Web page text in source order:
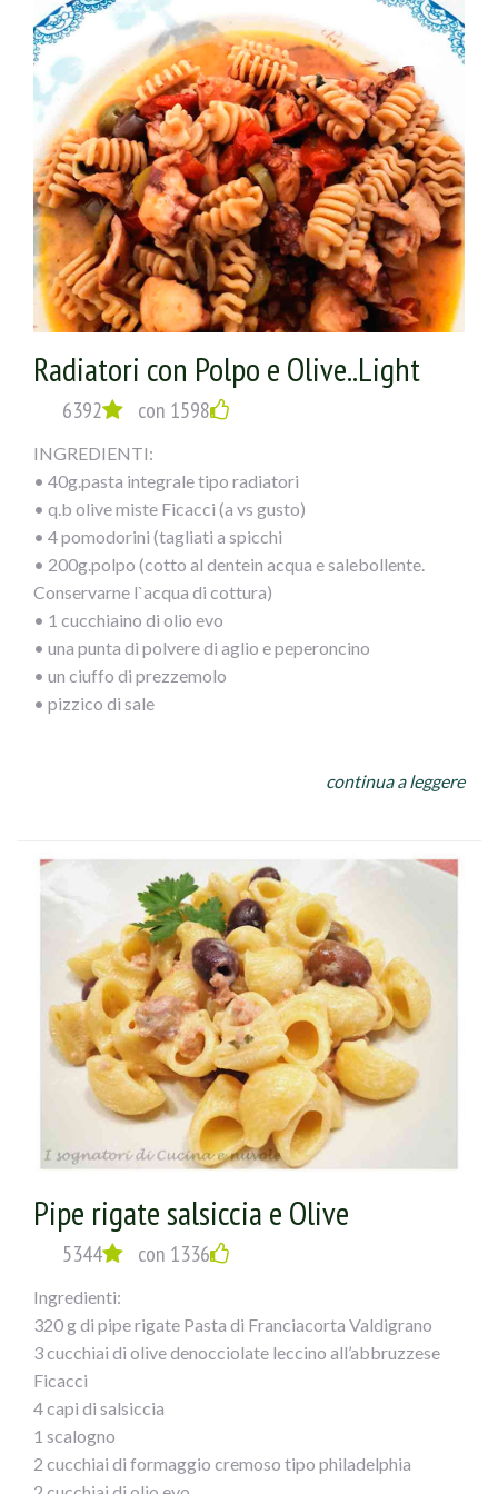
Radiatori con Polpo e Olive..Light
6392 con 1598
INGREDIENTI:
• 40g.pasta integrale tipo radiatori
• q.b olive miste Ficacci (a vs gusto)
• 4 pomodorini (tagliati a spicchi
• 200g.polpo (cotto al dentein acqua e salebollente.
Conservarne l`acqua di cottura)
• 1 cucchiaino di olio evo
• una punta di polvere di aglio e peperoncino
• un ciuffo di prezzemolo
• pizzico di sale
Dopo aver cotto il polpo tagliarlo a pezzetti piccoli e
bagnarlo con mezzo bicchiere di acqua di cottura del
polpo. Fare amalgamarequalche minuto e versarele olive,
i pomodorinied il sale, lasciando appassire.
Nel frattempo avremo cotto la pasta che
verseretegrondante di acqua nella padella
e lascerete mantecare il tutto!
continua a leggere
Pipe rigate salsiccia e Olive
5344 con 1336
Ingredienti:
320 g di pipe rigate Pasta di Franciacorta Valdigrano
3 cucchiai di olive denocciolate leccino all’abbruzzese
Ficacci
4 capi di salsiccia
1 scalogno
2 cucchiai di formaggio cremoso tipo philadelphia